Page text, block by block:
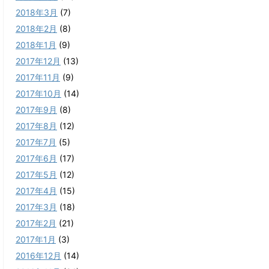
2018年3月 (7)
2018年2月 (8)
2018年1月 (9)
2017年12月 (13)
2017年11月 (9)
2017年10月 (14)
2017年9月 (8)
2017年8月 (12)
2017年7月 (5)
2017年6月 (17)
2017年5月 (12)
2017年4月 (15)
2017年3月 (18)
2017年2月 (21)
2017年1月 (3)
2016年12月 (14)